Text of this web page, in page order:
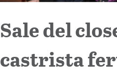
Sale del
castrista